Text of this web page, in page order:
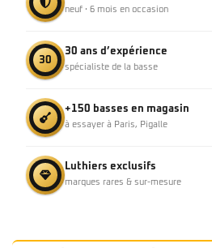
neuf · 6 mois en occasion
30
30 ans d’expérience
spécialiste de la basse
+150 basses en magasin
à essayer à Paris, Pigalle
Luthiers exclusifs
marques rares & sur-mesure